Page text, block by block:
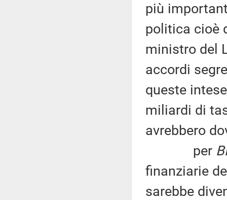
più
politica cioè
ministro del
accordi
queste
miliardi di
avrebbero
per
finanziarie
sarebbe